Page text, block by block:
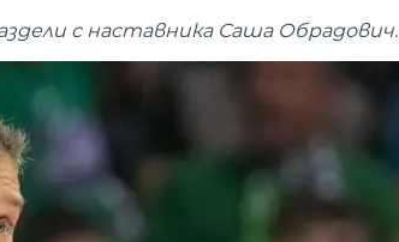
с наставника Саша Обрадович.